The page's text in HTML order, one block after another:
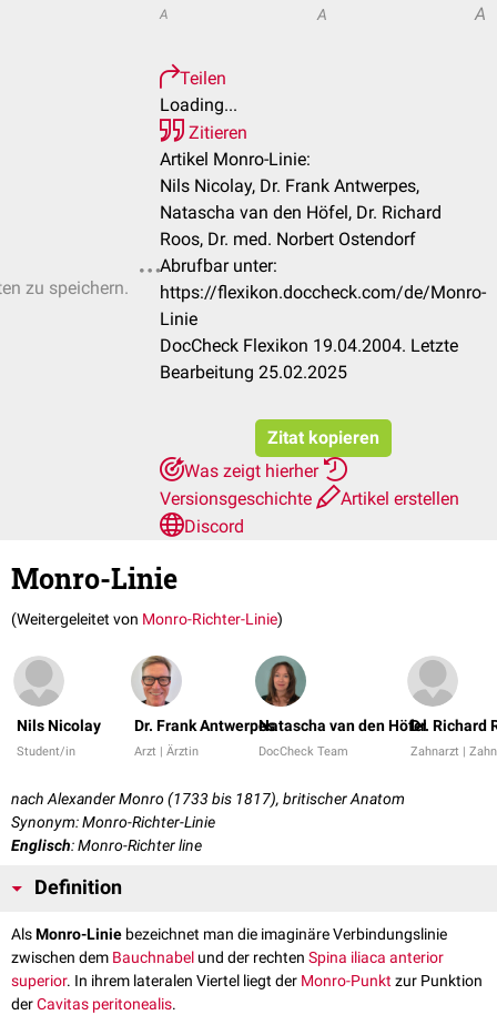
zu speichern.
A A A
Teilen
Loading...
Zitieren
Artikel Monro-Linie:
Nils Nicolay, Dr. Frank Antwerpes,
Natascha van den Höfel, Dr. Richard
Roos, Dr. med. Norbert Ostendorf
Abrufbar unter:
https://flexikon.doccheck.com/de/Monro-
Linie
DocCheck Flexikon 19.04.2004. Letzte
Bearbeitung 25.02.2025
Zitat kopieren
Was zeigt hierher
Versionsgeschichte
Artikel erstellen
Discord
Monro-Linie
(Weitergeleitet von Monro-Richter-Linie)
Nils Nicolay
Student/in
Dr. Frank Antwerpes
Arzt | Ärztin
Natascha van den Höfel
DocCheck Team
Dr. Richard
Zahnarzt |
nach Alexander Monro (1733 bis 1817), britischer Anatom
Synonym: Monro-Richter-Linie
Englisch: Monro-Richter line
Definition
AlsMonro-Linie bezeichnet man die imaginäre Verbindungslinie
zwischen dem Bauchnabel und der rechten Spina iliaca anterior
superior. In ihrem lateralen Viertel liegt der Monro-Punktzur Punktion
derCavitas peritonealis.